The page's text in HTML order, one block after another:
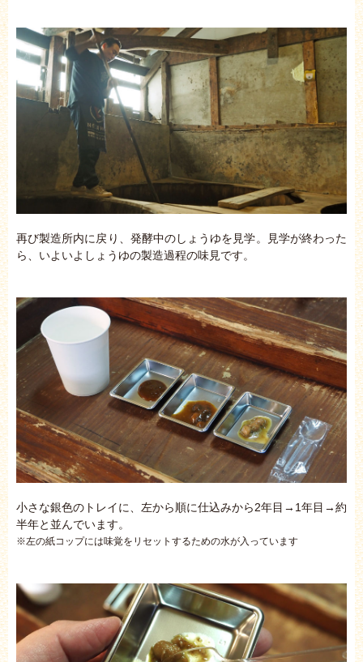
再び製造所内に戻り、発酵中のしょうゆを見学。見学が終わった
ら、いよいよしょうゆの製造過程の味見です。
小さな銀色のトレイに、左から順に仕込みから2年目→1年目→約
半年と並んでいます。
※左の紙コップには味覚をリセットするための水が入っています